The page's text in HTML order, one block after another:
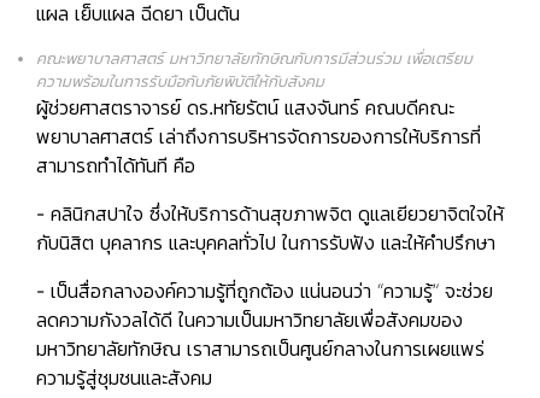
แผล เย็บแผล ฉีดยา เป็นต้น
คณะพยาบาลศาสตร์ มหาวิทยาลัยทักษิณกับการมีส่วนร่วม เพื่อเตรียม
ความพร้อมในการรับมือกับภัยพิบัติให้กับสังคม
ผู้ช่วยศาสตราจารย์ ดร.หทัยรัตน์ แสงจันทร์คณบดีคณะ
พยาบาลศาสตร์ เล่าถึงการบริหารจัดการของการให้บริการที่
สามารถทำได้ทันที คือ
- คลินิกสปาใจ ซึ่งให้บริการด้านสุขภาพจิต ดูแลเยียวยาจิตใจให้
กับนิสิต บุคลากร และบุคคลทั่วไป ในการรับฟัง และให้คำปรึกษา
- เป็นสื่อกลางองค์ความรู้ที่ถูกต้อง แน่นอนว่า “ความรู้” จะช่วย
ลดความกังวลได้ดี ในความเป็นมหาวิทยาลัยเพื่อสังคมของ
มหาวิทยาลัยทักษิณ เราสามารถเป็นศูนย์กลางในการเผยแพร่
ความรู้สู่ชุมชนและสังคม